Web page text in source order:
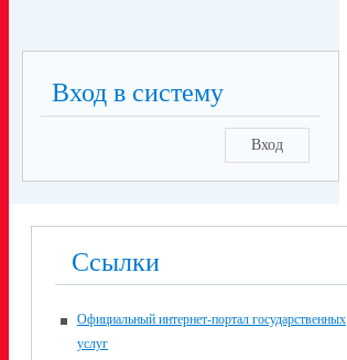
Вход в систему
Вход
Ссылки
Официальный интернет-портал государственных
услуг